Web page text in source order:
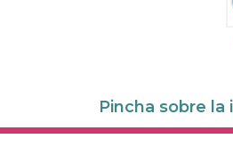
Pincha sobre